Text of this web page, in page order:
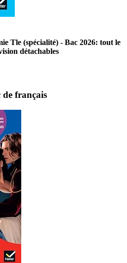
Tle (spécialité) - Bac 2026: tout le
détachables
de français